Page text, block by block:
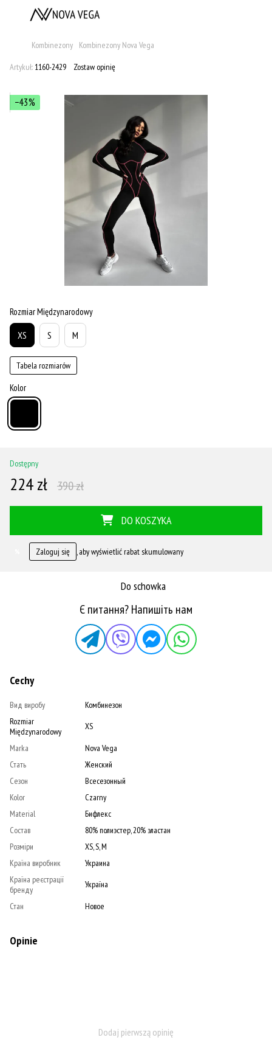
Kombinezony
Kombinezony Nova Vega
Artykuł: 1160-2429 Zostaw opinię
−43%
Rozmiar Międzynarodowy
XS S M
Tabela rozmiarów
Kolor
Dostępny
224 zł 390 zł
DO KOSZYKA
Zaloguj się , aby wyświetlić rabat skumulowany
Do schowka
Є питання? Напишіть нам
Cechy
Вид виробу
Комбинезон
Rozmiar
Międzynarodowy
XS
Marka
Nova Vega
Стать
Женский
Сезон
Всесезонный
Kolor
Czarny
Material
Бифлекс
Состав
80% полиэстер, 20% эластан
Розміри
XS, S, M
Країна виробник
Украина
Країна реєстрації
бренду
Україна
Стан
Новое
Opinie
Dodaj pierwszą opinię